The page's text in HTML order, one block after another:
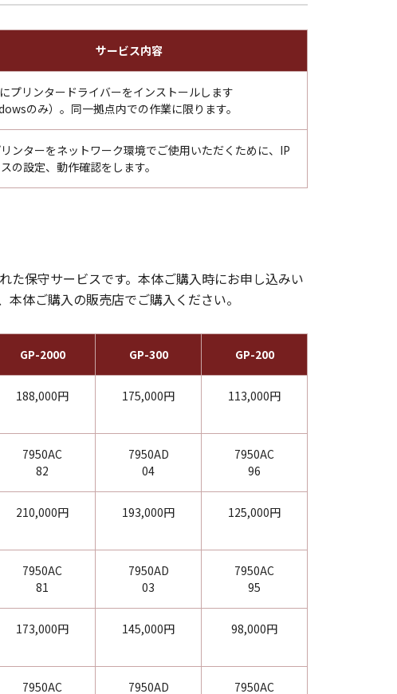
サービス内容
プリンタードライバーをインストールします
のみ）。同一拠点内での作業に限ります。
ンターをネットワーク環境でご使用いただくために、IP
の設定、動作確認をします。
た保守サービスです。本体ご購入時にお申し込みい
体ご購入の販売店でご購入ください。
GP-2000 GP-300 GP-200
188,000円 175,000円 113,000円
7950AC
82
7950AD
04
7950AC
96
210,000円 193,000円 125,000円
7950AC
81
7950AD
03
7950AC
95
173,000円 145,000円 98,000円
7950AC 7950AD 7950AC